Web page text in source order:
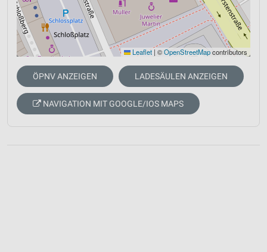
Leaflet | ©OpenStreetMapcontributors
ÖPNV ANZEIGEN LADESÄULEN ANZEIGEN
NAVIGATION MIT GOOGLE/IOS MAPS